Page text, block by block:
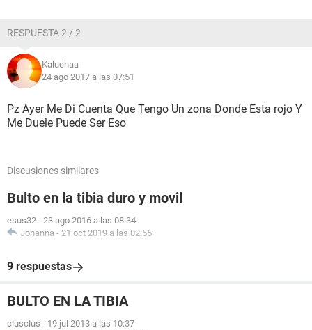
RESPUESTA 2 / 2
Kaluchaa
24 ago 2017 a las 07:51
Pz Ayer Me Di Cuenta Que Tengo Un zona Donde Esta rojo Y
Me Duele Puede Ser Eso
Discusiones similares
Bulto en la tibia duro y movil
esus32 - 23 ago 2016 a las 08:34
Johanna - 21 oct 2019 a las 02:55
9 respuestas
BULTO EN LA TIBIA
clusclus - 19 jul 2013 a las 10:37